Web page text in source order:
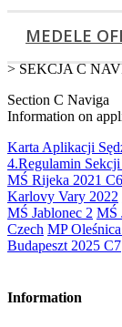
MEDELE
> SEKCJA C
Section C Naviga
Information on
Karta Aplikacji
4.Regulamin
MŚ Rijeka 2021 C6
Karlovy Vary 2022
MŚ Jablonec 2 MŚ
Czech MP
Budapeszt 2025 C7
Information